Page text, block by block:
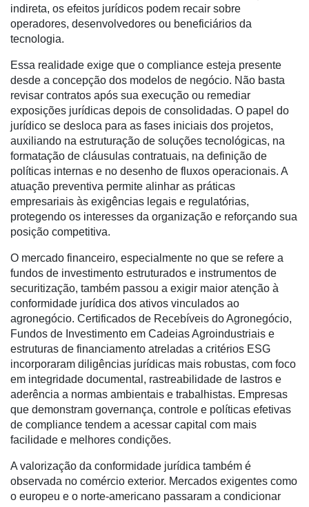
Membros
Liberali
Netrin
Néctar
Tecprime
Lean
Way
Consulting
Manager
ONE
CHB
indireta, os efeitos jurídicos podem recair sobre
operadores, desenvolvedores ou beneficiários da
tecnologia.
Essa realidade exige que o compliance esteja presente
desde a concepção dos modelos de negócio. Não basta
revisar contratos após sua execução ou remediar
exposições jurídicas depois de consolidadas. O papel do
jurídico se desloca para as fases iniciais dos projetos,
auxiliando na estruturação de soluções tecnológicas, na
formatação de cláusulas contratuais, na definição de
políticas internas e no desenho de fluxos operacionais. A
atuação preventiva permite alinhar as práticas
empresariais às exigências legais e regulatórias,
protegendo os interesses da organização e reforçando sua
posição competitiva.
O mercado financeiro, especialmente no que se refere a
fundos de investimento estruturados e instrumentos de
securitização, também passou a exigir maior atenção à
conformidade jurídica dos ativos vinculados ao
agronegócio. Certificados de Recebíveis do Agronegócio,
Fundos de Investimento em Cadeias Agroindustriais e
estruturas de financiamento atreladas a critérios ESG
incorporaram diligências jurídicas mais robustas, com foco
em integridade documental, rastreabilidade de lastros e
aderência a normas ambientais e trabalhistas. Empresas
que demonstram governança, controle e políticas efetivas
de compliance tendem a acessar capital com mais
facilidade e melhores condições.
A valorização da conformidade jurídica também é
observada no comércio exterior. Mercados exigentes como
o europeu e o norte-americano passaram a condicionar